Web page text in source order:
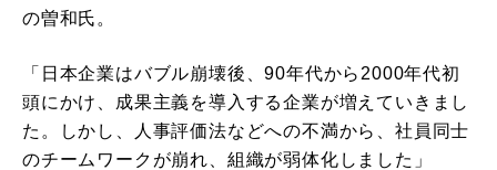
の曽和氏。
「日本企業はバブル崩壊後、90年代から2000年代初
頭にかけ、成果主義を導入する企業が増えていきまし
た。しかし、人事評価法などへの不満から、社員同士
のチームワークが崩れ、組織が弱体化しました」